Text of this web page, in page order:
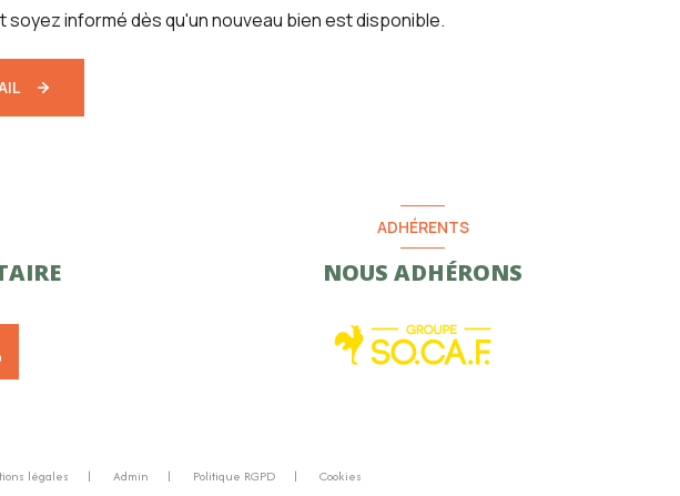
informé dès qu'un nouveau bien est disponible.
ADHÉRENTS
NOUS ADHÉRONS
légales Admin Politique RGPD Cookies